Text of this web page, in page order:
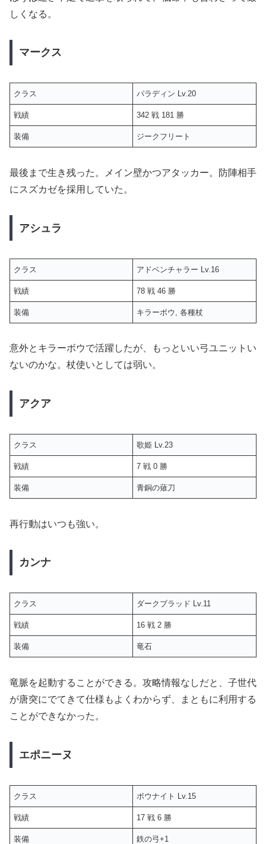
しくなる。
マークス
クラス パラディン Lv.20
戦績 342 戦 181 勝
装備 ジークフリート
最後まで生き残った。メイン壁かつアタッカー。防陣相手
にスズカゼを採用していた。
アシュラ
クラス アドベンチャラー Lv.16
戦績 78 戦 46 勝
装備 キラーボウ, 各種杖
意外とキラーボウで活躍したが、もっといい弓ユニットい
ないのかな。杖使いとしては弱い。
アクア
クラス 歌姫 Lv.23
戦績 7 戦 0 勝
装備 青銅の薙刀
再行動はいつも強い。
カンナ
クラス ダークブラッド Lv.11
戦績 16 戦 2 勝
装備 竜石
竜脈を起動することができる。攻略情報なしだと、子世代
が唐突にでてきて仕様もよくわからず、まともに利用する
ことができなかった。
エポニーヌ
クラス ボウナイト Lv.15
戦績 17 戦 6 勝
装備 鉄の弓+1